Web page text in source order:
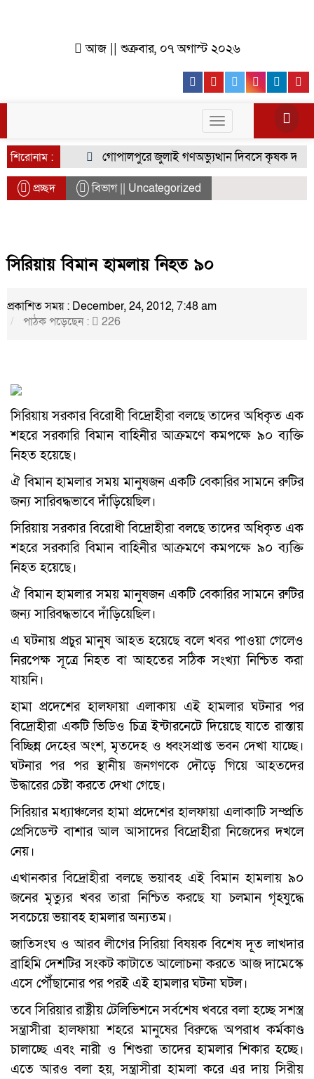
আজ || শুক্রবার, ০৭ অগাস্ট ২০২৬
Facebook
YoutubeTwitter
Toggle
navigation
শিরোনাম :
গোপালপুরে জুলাই গণঅভ্যুত্থান দিবসে কৃষক দলের
প্রচ্ছদ বিভাগ || Uncategorized
সিরিয়ায় বিমান হামলায় নিহত ৯০
প্রকাশিত সময় : December, 24, 2012, 7:48 am
পাঠক পড়েছেন :
226
সিরিয়ায় সরকার বিরোধী বিদ্রোহীরা বলছে তাদের অধিকৃত এক
শহরে সরকারি বিমান বাহিনীর আক্রমণে কমপক্ষে ৯০ ব্যক্তি
নিহত হয়েছে।
ঐ বিমান হামলার সময় মানুষজন একটি বেকারির সামনে রুটির
জন্য সারিবদ্ধভাবে দাঁড়িয়েছিল।
সিরিয়ায় সরকার বিরোধী বিদ্রোহীরা বলছে তাদের অধিকৃত এক
শহরে সরকারি বিমান বাহিনীর আক্রমণে কমপক্ষে ৯০ ব্যক্তি
নিহত হয়েছে।
ঐ বিমান হামলার সময় মানুষজন একটি বেকারির সামনে রুটির
জন্য সারিবদ্ধভাবে দাঁড়িয়েছিল।
এ ঘটনায় প্রচুর মানুষ আহত হয়েছে বলে খবর পাওয়া গেলেও
নিরপেক্ষ সূত্রে নিহত বা আহতের সঠিক সংখ্যা নিশ্চিত করা
যায়নি।
হামা প্রদেশের হালফায়া এলাকায় এই হামলার ঘটনার পর
বিদ্রোহীরা একটি ভিডিও চিত্র ইন্টারনেটে দিয়েছে যাতে রাস্তায়
বিচ্ছিন্ন দেহের অংশ, মৃতদেহ ও ধ্বংসপ্রাপ্ত ভবন দেখা যাচ্ছে।
ঘটনার পর পর স্থানীয় জনগণকে দৌড়ে গিয়ে আহতদের
উদ্ধারের চেষ্টা করতে দেখা গেছে।
সিরিয়ার মধ্যাঞ্চলের হামা প্রদেশের হালফায়া এলাকাটি সম্প্রতি
প্রেসিডেন্ট বাশার আল আসাদের বিদ্রোহীরা নিজেদের দখলে
নেয়।
এখানকার বিদ্রোহীরা বলছে ভয়াবহ এই বিমান হামলায় ৯০
জনের মৃত্যুর খবর তারা নিশ্চিত করছে যা চলমান গৃহযুদ্ধে
সবচেয়ে ভয়াবহ হামলার অন্যতম।
জাতিসংঘ ও আরব লীগের সিরিয়া বিষয়ক বিশেষ দূত লাখদার
ব্রাহিমি দেশটির সংকট কাটাতে আলোচনা করতে আজ দামেস্কে
এসে পৌঁছানোর পর পরই এই হামলার ঘটনা ঘটল।
তবে সিরিয়ার রাষ্ট্রীয় টেলিভিশনে সর্বশেষ খবরে বলা হচ্ছে সশস্ত্র
সন্ত্রাসীরা হালফায়া শহরে মানুষের বিরুদ্ধে অপরাধ কর্মকাণ্ড
চালাচ্ছে এবং নারী ও শিশুরা তাদের হামলার শিকার হচ্ছে।
এতে আরও বলা হয়, সন্ত্রাসীরা হামলা করে এর দায় সিরীয়